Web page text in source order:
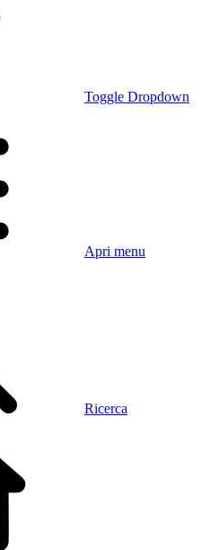
Toggle Dropdown
Apri menu
Ricerca